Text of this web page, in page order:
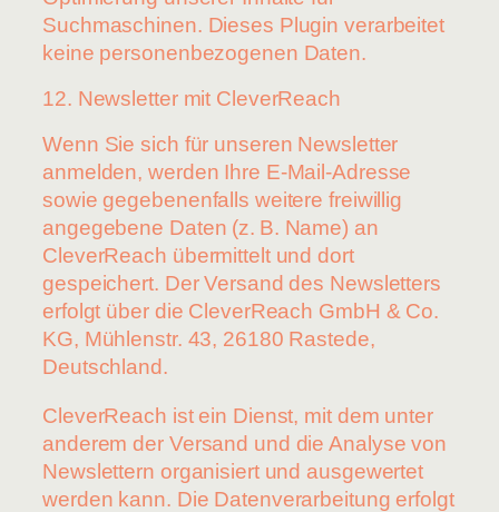
Suchmaschinen. Dieses Plugin verarbeitet
keine personenbezogenen Daten.
12. Newsletter mit CleverReach
Wenn Sie sich für unseren Newsletter
anmelden, werden Ihre E-Mail-Adresse
sowie gegebenenfalls weitere freiwillig
angegebene Daten (z. B. Name) an
CleverReach übermittelt und dort
gespeichert. Der Versand des Newsletters
erfolgt über die CleverReach GmbH & Co.
KG, Mühlenstr. 43, 26180 Rastede,
Deutschland.
CleverReach ist ein Dienst, mit dem unter
anderem der Versand und die Analyse von
Newslettern organisiert und ausgewertet
werden kann. Die Datenverarbeitung erfolgt